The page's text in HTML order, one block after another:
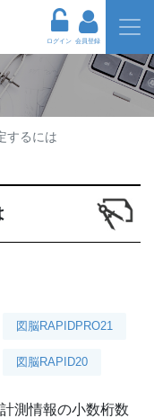
ログイン 会員登録
するには
図脳RAPIDPRO21
図脳RAPID20
測情報の小数桁数